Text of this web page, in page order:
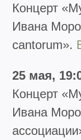
Концерт
Ивана
cantorum».
25 мая,
Концерт
Ивана